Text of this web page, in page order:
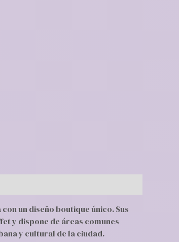
un diseño boutique único. Sus
y dispone de áreas comunes
y cultural de la ciudad.